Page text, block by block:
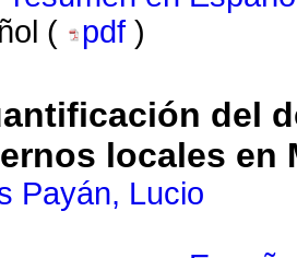
(
pdf )
del
locales en
Payán, Lucio